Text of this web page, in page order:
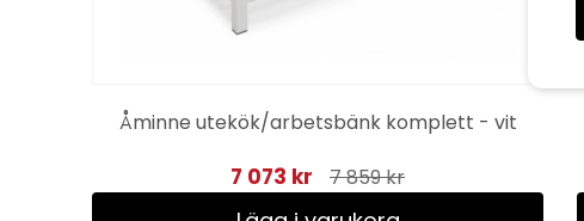
Åminne utekök/arbetsbänk komplett - vit
7 073 kr 7 859 kr